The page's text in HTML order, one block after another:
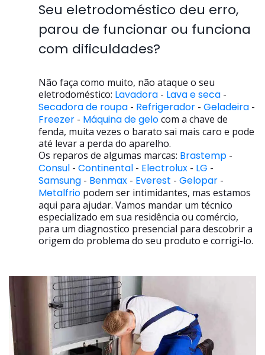
Seu eletrodoméstico deu erro,
parou de funcionar ou funciona
com dificuldades?
Não faça como muito, não ataque o seu
eletrodoméstico: Lavadora - Lava e seca -
Secadora de roupa - Refrigerador - Geladeira -
Freezer - Máquina de gelocom a chave de
fenda, muita vezes o barato sai mais caro e pode
até levar a perda do aparelho.
Os reparos de algumas marcas: Brastemp -
Consul - Continental - Electrolux - LG -
Samsung - Benmax - Everest - Gelopar -
Metalfrio podem ser intimidantes, mas estamos
aqui para ajudar. Vamos mandar um técnico
especializado em sua residência ou comércio,
para um diagnostico presencial para descobrir a
origem do problema do seu produto e corrigi-lo.